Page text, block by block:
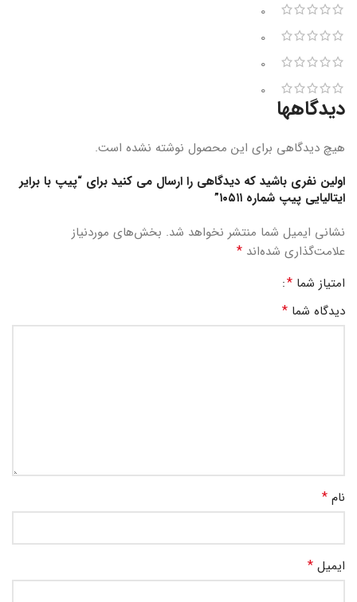
0
0
0
0
دیدگاهها
هیچ دیدگاهی برای این محصول نوشته نشده است.
اولین نفری باشید که دیدگاهی را ارسال می کنید برای “پیپ با برایر
ایتالیایی پیپ شماره ۱۰۵۱۱”
نشانی ایمیل شما منتشر نخواهد شد. بخش‌های موردنیاز
علامت‌گذاری شده‌اند *
امتیاز شما *
دیدگاه شما *
نام *
ایمیل *